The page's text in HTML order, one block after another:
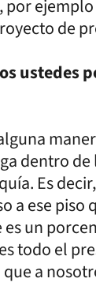
de
ustedes
dentro
Es
a ese piso
un
todo el
a